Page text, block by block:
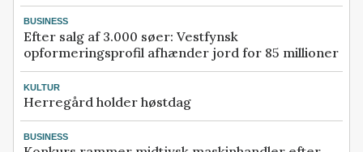
BUSINESS
Efter salg af 3.000 søer: Vestfynsk
opformeringsprofil afhænder jord for 85 millioner
KULTUR
Herregård holder høstdag
BUSINESS